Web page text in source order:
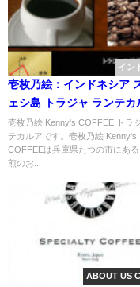
イン
壱枚乃絵：インドネシア
ェシ島 トラジャ ランテカ
壱枚乃絵 Kenny's COFFEE トラ
テカルアです。壱枚乃絵 Kenny's
COFFEEは兵庫県たつの市にあ
煎のお...
ABOUT US